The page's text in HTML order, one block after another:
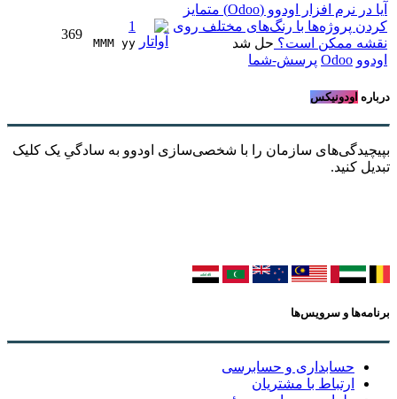
آیا در نرم افزار اودوو (Odoo) متمایز
کردن پروژه‌ها با رنگ‌های مختلف روی
نقشه ممکن است؟ حل شد
اودوو Odoo پرسش-شما
1
MMM yy
369
درباره اودونیکس
بپیچیدگی‌های سازمان را با شخصی‌سازی اودوو به سادگیِ یک کلیک
تبدیل کنید.
برنامه‌ها و سرویس‌ها
حسابداری و حسابرسی
ارتباط با مشتریان